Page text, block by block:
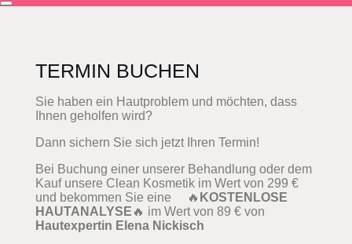
TERMIN BUCHEN
Sie haben ein Hautproblem und möchten, dass
Ihnen geholfen wird?
Dann sichern Sie sich jetzt Ihren Termin!
Bei Buchung einer unserer Behandlung oder dem
Kauf unsere Clean Kosmetik im Wert von 299 €
und bekommen Sie eine 🔥 KOSTENLOSE
HAUTANALYSE 🔥 im Wert von 89 € von
Hautexpertin Elena Nickisch